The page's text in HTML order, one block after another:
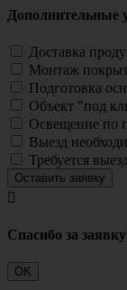
Дополнительные
Доставка
Монтаж
Подготовка
Объект "под
Освещение по
Выезд
Требуется
Оставить заявку

Cпасибо за
OK